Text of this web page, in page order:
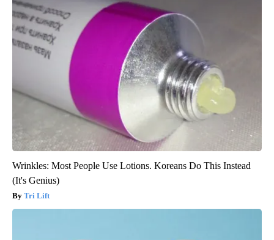
Wrinkles: Most People Use Lotions. Koreans Do This Instead
(It's Genius)
Tri Lift